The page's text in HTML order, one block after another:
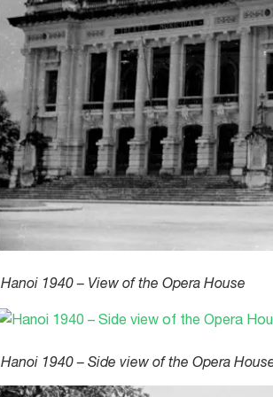
Hanoi 1940 – View of the Opera House
Hanoi 1940 – Side view of the Opera